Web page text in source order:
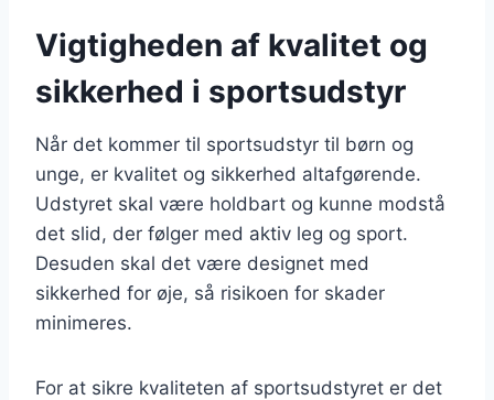
Vigtigheden af kvalitet og
sikkerhed i sportsudstyr
Når det kommer til sportsudstyr til børn og
unge, er kvalitet og sikkerhed altafgørende.
Udstyret skal være holdbart og kunne modstå
det slid, der følger med aktiv leg og sport.
Desuden skal det være designet med
sikkerhed for øje, så risikoen for skader
minimeres.
For at sikre kvaliteten af sportsudstyret er det